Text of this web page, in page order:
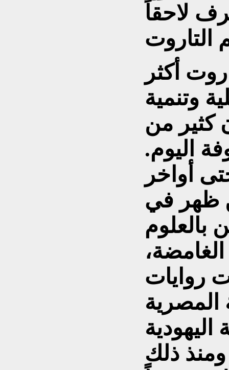
لاحقاً
أكثر
وتنمية
كثير من
اليوم.
أواخر
ظهر في
بالعلوم
روايات
المصرية
اليهودية
ومنذ ذلك